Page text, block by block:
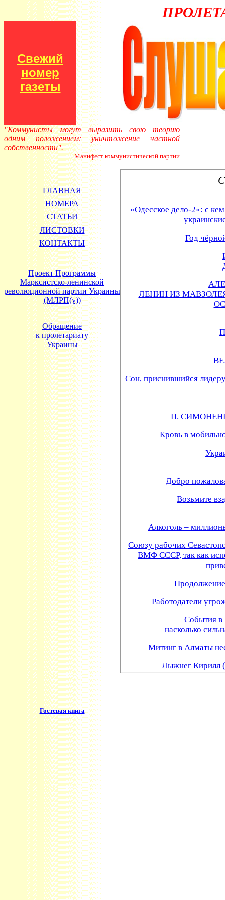
Свежий
номер
газеты
"Коммунисты могут выразить свою теорию
одним положением: уничтожение частной
собственности".
Манифест коммунистической партии
ГЛАВНАЯ
НОМЕРА
СТАТЬИ
ЛИСТОВКИ
КОНТАКТЫ
Проект Программы
Марксистско-ленинской
революционной партии Украины
(МЛРП(у))
Обращение
к пролетариату
Украины
Гостевая книга